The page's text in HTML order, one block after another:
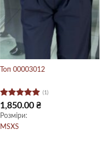
Топ 00003012
Оцінено в
5з 5
(1)
1,850.00 ₴
Розміри:
MSXS